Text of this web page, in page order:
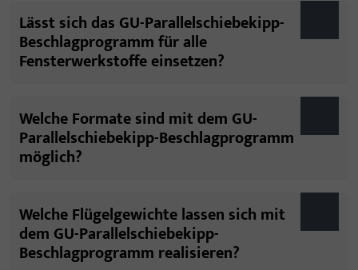
Lässt sich das GU-Parallelschiebekipp-
Beschlagprogramm für alle
Fensterwerkstoffe einsetzen?
Welche Formate sind mit dem GU-
Parallelschiebekipp-Beschlagprogramm
möglich?
Welche Flügelgewichte lassen sich mit
dem GU-Parallelschiebekipp-
Beschlagprogramm realisieren?